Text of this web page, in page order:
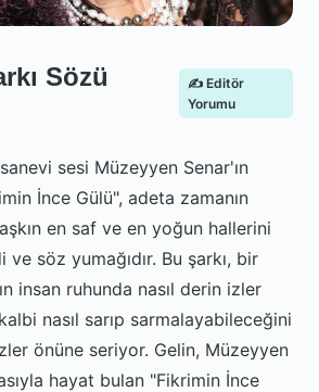
Sözü
✍️ Editör
Yorumu
sesi Müzeyyen Senar'ın
İnce Gülü", adeta zamanın
en saf ve en yoğun hallerini
söz yumağıdır. Bu şarkı, bir
insan ruhunda nasıl derin izler
nasıl sarıp sarmalayabileceğini
önüne seriyor. Gelin, Müzeyyen
hayat bulan "Fikrimin İnce